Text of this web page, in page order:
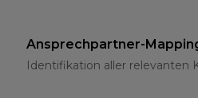
Ansprechpartner-
Identifikation aller relevanten